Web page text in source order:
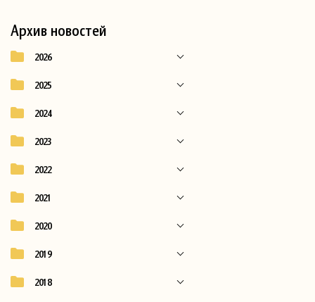
Архив новостей
2026
2025
2024
2023
2022
2021
2020
2019
2018